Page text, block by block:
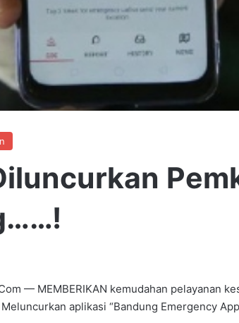
— MEMBERIKAN kemudahan pelayanan
aplikasi “Bandung Emergency